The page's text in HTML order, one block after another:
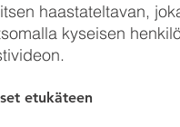
haastateltavan,
kyseisen
etukäteen